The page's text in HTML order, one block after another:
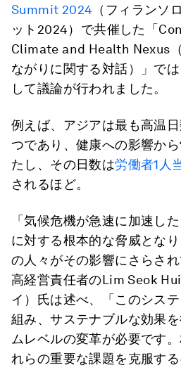
Summit 2024 （フィランソ
ット2024）で共催した「
Climate and Health Nexus
ながりに関する対話）」で
して議論が行われました。
例えば、アジアは最も高温
つであり、健康への影響か
たし、その日数は労働者1人
されるほど。
「気候危機が急速に加速し
に対する根本的な脅威とな
の人々がその影響にさらさ
高経営責任者のLim Seok
イ）氏は述べ、「このシス
組み、サステナブルな効果
ムレベルの変革が必要です
れらの重要な課題を克服す